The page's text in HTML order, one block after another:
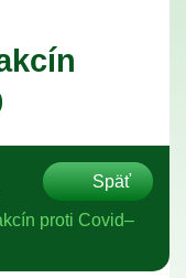
Späť
proti Covid–